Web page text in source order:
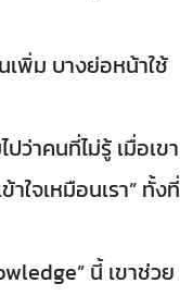
พิ่ม บางย่อหน้าใช้
ว่าคนที่ไม่รู้ เมื่อเขา
ใจเหมือนเรา” ทั้งที่
นี้ เขาช่วย